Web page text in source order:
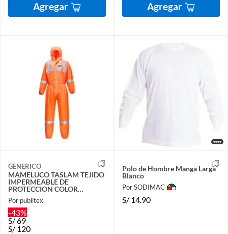
Agregar Agregar
GENERICO
MAMELUCO TASLAM TEJIDO
IMPERMEABLE DE
PROTECCION COLOR
NARANJA SEGURIDAD
MEDICA
Por publitex
-43%
S/69
S/ 120
Polo de Hombre Manga Larga
Blanco
Por SODIMAC
S/ 14.90